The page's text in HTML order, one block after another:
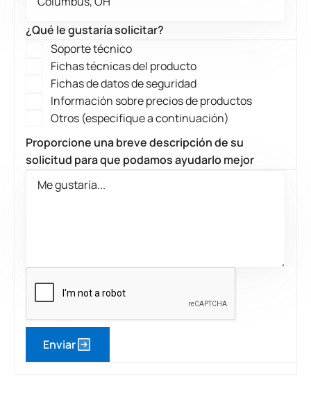
¿Qué le gustaría solicitar?
Soporte técnico
Fichas técnicas del producto
Fichas de datos de seguridad
Información sobre precios de productos
Otros (especifique a continuación)
Proporcione una breve descripción de su
solicitud para que podamos ayudarlo mejor
Enviar